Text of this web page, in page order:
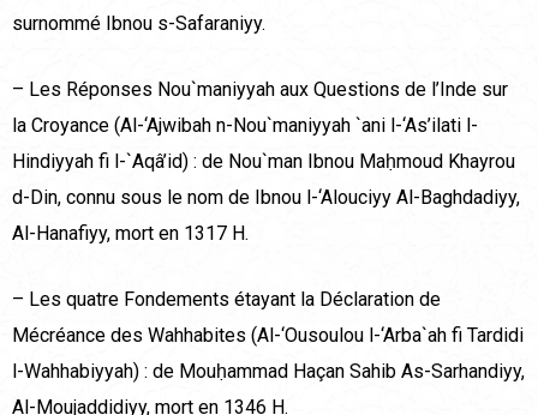
surnommé Ibnou s-Safaraniyy.
– Les Réponses Nou`maniyyah aux Questions de l’Inde sur
la Croyance (Al-‘Ajwibah n-Nou`maniyyah `ani l-‘As’ilati l-
Hindiyyah fi l-`Aqâ’id) : de Nou`man Ibnou Maḥmoud Khayrou
d-Din, connu sous le nom de Ibnou l-‘Alouciyy Al-Baghdadiyy,
Al-Hanafiyy, mort en 1317 H.
– Les quatre Fondements étayant la Déclaration de
Mécréance des Wahhabites (Al-‘Ousoulou l-‘Arba`ah fi Tardidi
l-Wahhabiyyah) : de Mouḥammad Haçan Sahib As-Sarhandiyy,
Al-Moujaddidiyy, mort en 1346 H.